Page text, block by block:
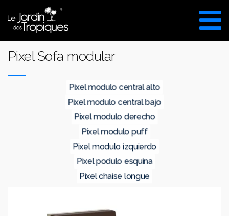
contenu
Pixel Sofa modular
pixel modulo central alto
pixel modulo central bajo
pixel modulo derecho
pixel modulo puff
pixel modulo izquierdo
pixel podulo esquina
pixel chaise longue